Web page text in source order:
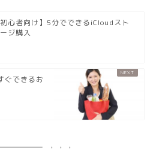
初心者向け】5分でできるiCloudスト
ジ購入
ぐできるお